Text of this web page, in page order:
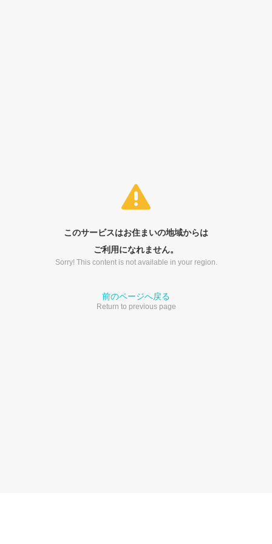
このサービスはお住まいの地域からは
ご利用になれません。
Sorry! This content is not available in your region.
前のページへ戻る
Return to previous page